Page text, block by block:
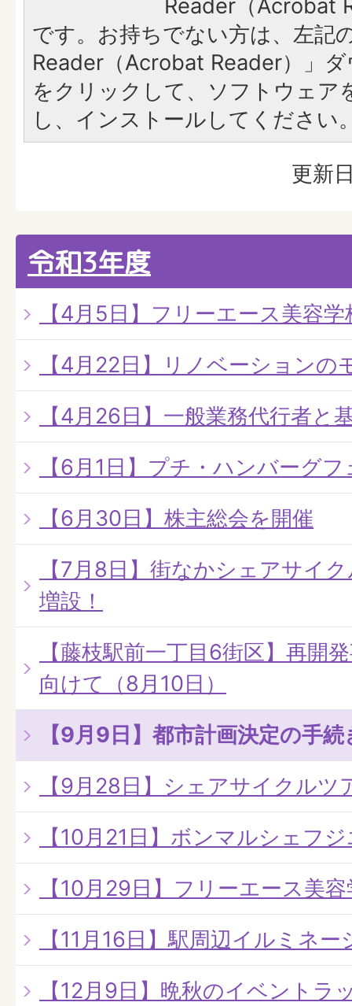
Reader（Acrobat
です。お持ちでない方は、左記
Reader（Acrobat Reader）」
をクリックして、ソフトウェア
し、インストールしてください
更新
令和3年度
【4月5日】フリーエース美容
【4月22日】リノベーションの
【4月26日】一般業務代行者と
【6月1日】プチ・ハンバーグ
【6月30日】株主総会を開催
【7月8日】街なかシェアサイ
増設！
【藤枝駅前一丁目6街区】再開
向けて（8月10日）
【9月9日】都市計画決定の手
【9月28日】シェアサイクルツ
【10月21日】ボンマルシェフ
【10月29日】フリーエース美
【11月16日】駅周辺イルミネ
【12月9日】晩秋のイベントラ